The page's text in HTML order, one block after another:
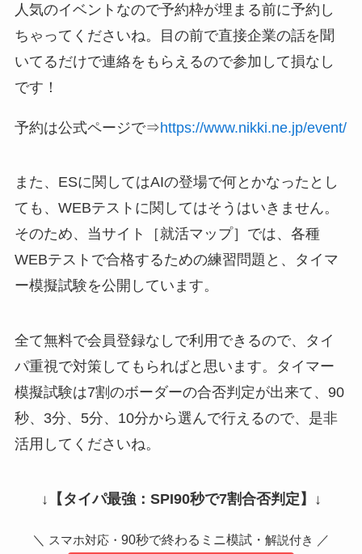
人気のイベントなので予約枠が埋まる前に予約し
ちゃってくださいね。目の前で直接企業の話を聞
いてるだけで連絡をもらえるので参加して損なし
です！
予約は公式ページで⇒https://www.nikki.ne.jp/event/
また、ESに関してはAIの登場で何とかなったとし
ても、WEBテストに関してはそうはいきません。
そのため、当サイト［就活マップ］では、各種
WEBテストで合格するための練習問題と、タイマ
ー模擬試験を公開しています。
全て無料で会員登録なしで利用できるので、タイ
パ重視で対策してもらればと思います。タイマー
模擬試験は7割のボーダーの合否判定が出来て、90
秒、3分、5分、10分から選んで行えるので、是非
活用してくださいね。
↓ 【タイパ最強：SPI90秒で7割合否判定】 ↓
＼ スマホ対応・ 90秒で終わるミニ模試・ 解説付き ／